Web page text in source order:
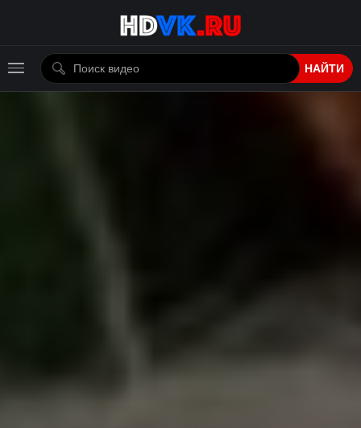
НАЙТИ